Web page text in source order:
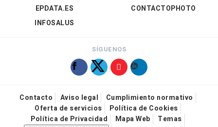
EPDATA.ES
INFOSALUS
CONTACTOPHOTO
SÍGUENOS
Contacto Aviso legal
Cumplimiento normativo
Oferta de servicios
Política de Cookies
Política de Privacidad
Mapa Web
Temas